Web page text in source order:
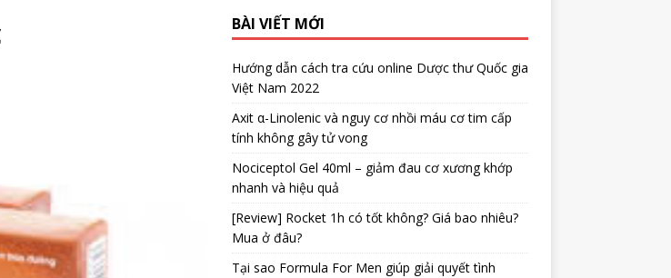
BÀI VIẾT MỚI
Hướng dẫn cách tra cứu online Dược thư Quốc gia
Việt Nam 2022
Axit α-Linolenic và nguy cơ nhồi máu cơ tim cấp
tính không gây tử vong
Nociceptol Gel 40ml – giảm đau cơ xương khớp
nhanh và hiệu quả
[Review] Rocket 1h có tốt không? Giá bao nhiêu?
Mua ở đâu?
Tại sao Formula For Men giúp giải quyết tình